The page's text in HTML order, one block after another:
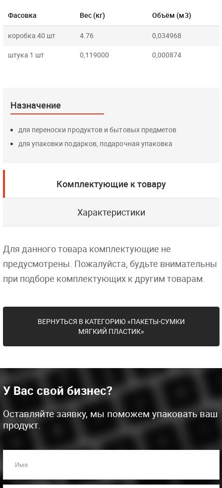
Фасовка Вес (кг) Объём (м3)
коробка 40 шт 4.76 0,034968
штука 1 шт 0,119000 0,000874
Назначение
для переноски продуктов и бытовых предметов
для упаковки подарков, подарочная упаковка
Комплектующие к товару
Характеристики
Для данного товара комплектующие не
предусмотрены. Пожалуйста, будьте внимательны
при подборе комплектующих к другим товарам.
ВЕРНУТЬСЯ В КАТЕГОРИЮ «ПАКЕТЫ-СУМКИ
МЯГКИЙ ПЛАСТИК»
У Вас свой бизнес?
Оставляйте заявку, мы поможем упаковать ваш
продукт.
Имя